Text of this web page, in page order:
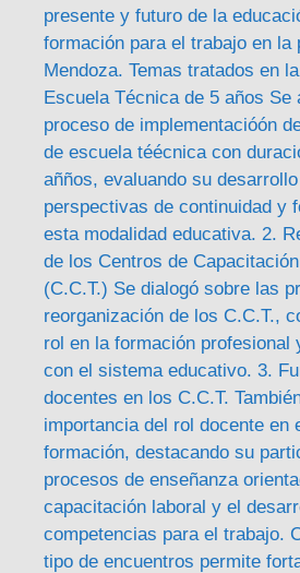
presente y futuro de la
formación para el trabajo en la
Mendoza. Temas tratados en
Escuela Técnica de 5 años Se
proceso de implementacióón
de escuela téécnica con
añños, evaluando su
perspectivas de continuidad y
esta modalidad educativa. 2.
de los Centros de
(C.C.T.) Se dialogó sobre las
reorganización de los C.C.T.,
rol en la formación profesional
con el sistema educativo. 3.
docentes en los C.C.T.
importancia del rol docente en
formación, destacando su
procesos de enseñanza
capacitación laboral y el
competencias para el trabajo.
tipo de encuentros permite